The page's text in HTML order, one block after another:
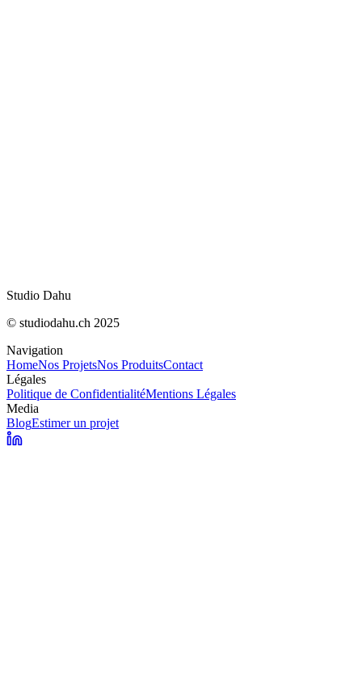
Studio Dahu
© studiodahu.ch 2025
Navigation
HomeNos ProjetsNos ProduitsContact
Légales
Politique de ConfidentialitéMentions Légales
Media
BlogEstimer un projet